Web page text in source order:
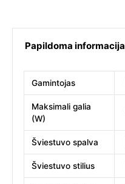
Papildoma informacija
Gamintojas
Maksimali galia
(W)
Šviestuvo spalva
Šviestuvo stilius